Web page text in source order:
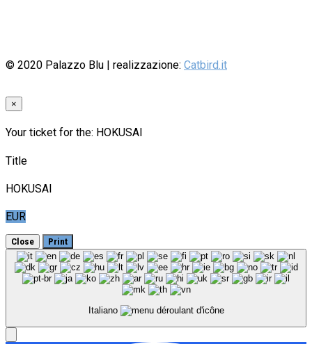
© 2020 Palazzo Blu | realizzazione: Catbird.it
×
Your ticket for the: HOKUSAI
Title
HOKUSAI
EUR
Close Print
Italiano